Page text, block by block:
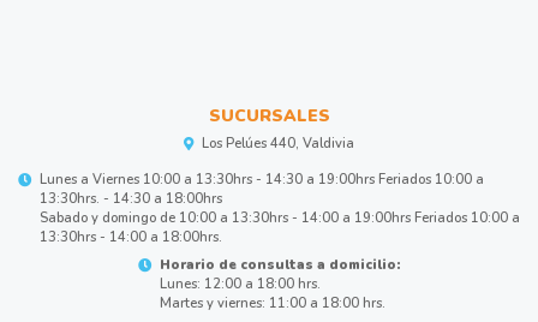
SUCURSALES
Los Pelúes 440, Valdivia
Lunes a Viernes 10:00 a 13:30hrs - 14:30 a 19:00hrs Feriados 10:00 a
13:30hrs. - 14:30 a 18:00hrs
Sabado y domingo de 10:00 a 13:30hrs - 14:00 a 19:00hrs Feriados 10:00 a
13:30hrs - 14:00 a 18:00hrs.
Horario de consultas a domicilio:
Lunes: 12:00 a 18:00 hrs.
Martes y viernes: 11:00 a 18:00 hrs.